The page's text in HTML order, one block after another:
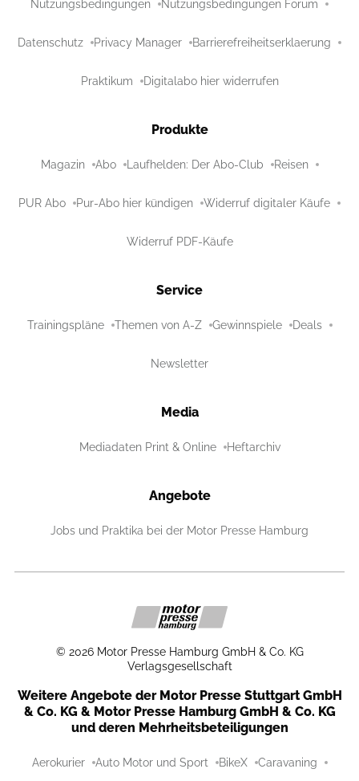
Nutzungsbedingungen Nutzungsbedingungen Forum
Datenschutz Privacy Manager Barrierefreiheitserklaerung
Praktikum Digitalabo hier widerrufen
Produkte
Magazin Abo Laufhelden: Der Abo-Club Reisen
PUR Abo Pur-Abo hier kündigen Widerruf digitaler Käufe
Widerruf PDF-Käufe
Service
Trainingspläne Themen von A-Z Gewinnspiele Deals
Newsletter
Media
Mediadaten Print & Online Heftarchiv
Angebote
Jobs und Praktika bei der Motor Presse Hamburg
© 2026 Motor Presse Hamburg GmbH & Co. KG
Verlagsgesellschaft
Weitere Angebote der Motor Presse Stuttgart GmbH
& Co. KG & Motor Presse Hamburg GmbH & Co. KG
und deren Mehrheitsbeteiligungen
Aerokurier Auto Motor und Sport BikeX Caravaning